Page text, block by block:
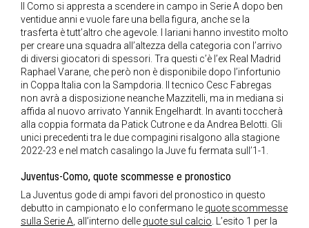
Il Como si appresta a scendere in campo in Serie A dopo ben
ventidue anni e vuole fare una bella figura, anche se la
trasferta è tutt’altro che agevole. I lariani hanno investito molto
per creare una squadra all’altezza della categoria con l’arrivo
di diversi giocatori di spessori. Tra questi c’è l’ex Real Madrid
Raphael Varane, che però non è disponibile dopo l’infortunio
in Coppa Italia con la Sampdoria. Il tecnico Cesc Fabregas
non avrà a disposizione neanche Mazzitelli, ma in mediana si
affida al nuovo arrivato Yannik Engelhardt. In avanti toccherà
alla coppia formata da Patick Cutrone e da Andrea Belotti. Gli
unici precedenti tra le due compagini risalgono alla stagione
2022-23 e nel match casalingo la Juve fu fermata sull’1-1.
Juventus-Como, quote scommesse e pronostico
La Juventus gode di ampi favori del pronostico in questo
debutto in campionato e lo confermano le quote scommesse
sulla Serie A, all’interno delle quote sul calcio. L’esito 1 per la